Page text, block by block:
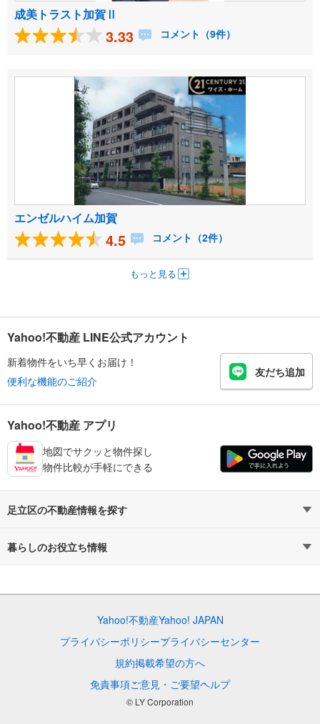
成美トラスト加賀Ⅱ
3.33 コメント（9件）
エンゼルハイム加賀
4.5 コメント（2件）
もっと見る
Yahoo!不動産 LINE公式アカウント
新着物件をいち早くお届け！
便利な機能のご紹介
友だち追加
Yahoo!不動産 アプリ
地図でサクッと物件探し
物件比較が手軽にできる
足立区の不動産情報を探す
不動産・住宅
中古一戸建て
土地
暮らしのお役立ち情報
Yahoo!不動産Yahoo! JAPAN
プライバシーポリシープライバシーセンター
規約掲載希望の方へ
免責事項ご意見・ご要望ヘルプ
© LY Corporation